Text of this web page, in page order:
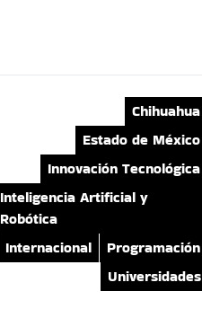
Chihuahua
Estado de México
Innovación Tecnológica
Inteligencia Artificial y
Robótica
Internacional
Programación
Universidades